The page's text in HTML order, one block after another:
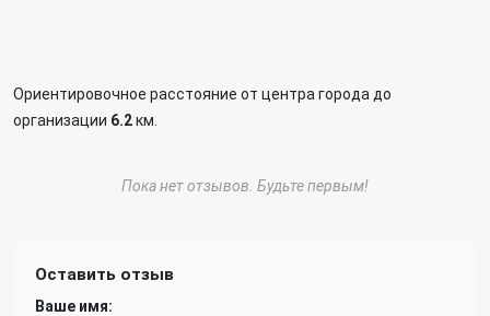
Ориентировочное расстояние от центра города до
организации 6.2км.
Пока нет отзывов. Будьте первым!
Оставить отзыв
Ваше имя: